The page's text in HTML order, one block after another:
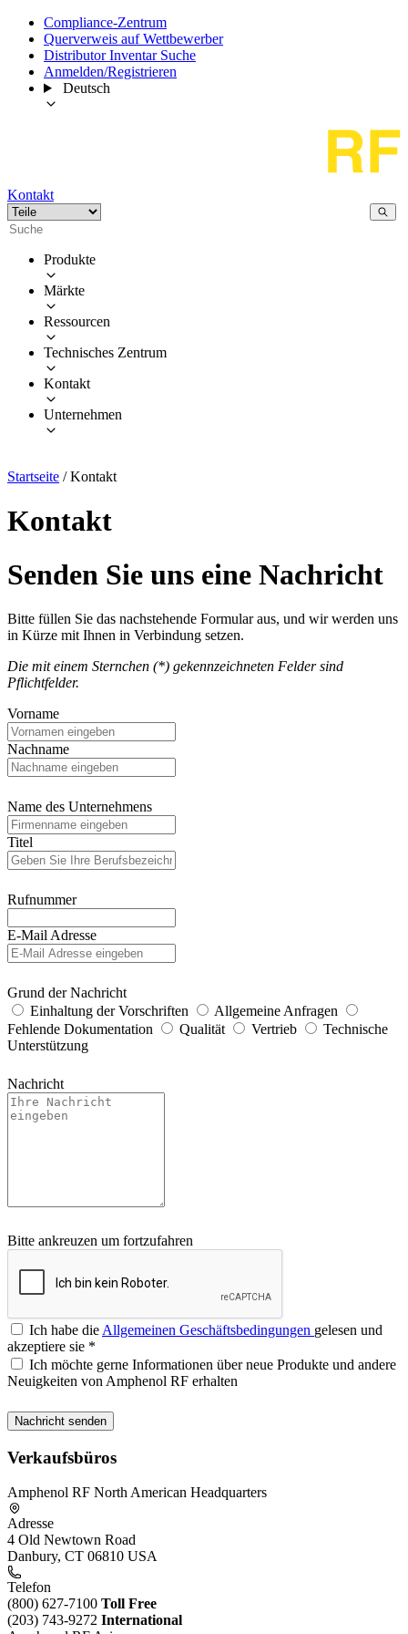
Compliance-Zentrum
Querverweis auf Wettbewerber
Distributor Inventar Suche
Anmelden/Registrieren
Deutsch
Kontakt
Produkte
Märkte
Ressourcen
Technisches Zentrum
Kontakt
Unternehmen
Startseite / Kontakt
Kontakt
Senden Sie uns eine Nachricht
Bitte füllen Sie das nachstehende Formular aus, und wir werden uns
in Kürze mit Ihnen in Verbindung setzen.
Die mit einem Sternchen (*) gekennzeichneten Felder sind
Pflichtfelder.
Vorname
Nachname
Name des Unternehmens
Titel
Rufnummer
E-Mail Adresse
Grund der Nachricht
Einhaltung der Vorschriften
Allgemeine Anfragen
Fehlende Dokumentation
Qualität Vertrieb
Technische
Unterstützung
Nachricht
Bitte ankreuzen um fortzufahren
Ich habe die Allgemeinen Geschäftsbedingungen gelesen und
akzeptiere sie *
Ich möchte gerne Informationen über neue Produkte und andere
Neuigkeiten von Amphenol RF erhalten
Verkaufsbüros
Amphenol RF North American Headquarters
Adresse
4 Old Newtown Road
Danbury, CT 06810 USA
Telefon
(800) 627-7100 Toll Free
(203) 743-9272 International